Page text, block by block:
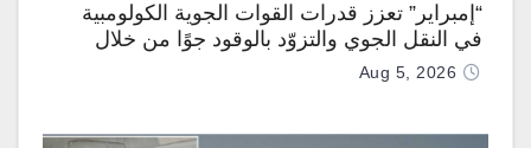
“إمبراير” تعزز قدرات القوات الجوية الكولومبية
في النقل الجوي والتزوّد بالوقود جوًا من خلال
تزويدها بطائرتي “كيه سي-390 ميلينيوم”
Aug 5, 2026